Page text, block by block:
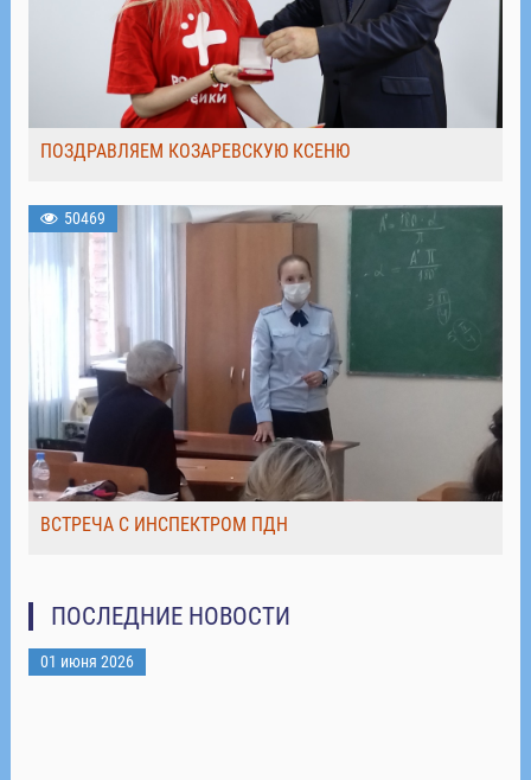
ПОЗДРАВЛЯЕМ КОЗАРЕВСКУЮ КСЕНЮ
50469
ВСТРЕЧА С ИНСПЕКТРОМ ПДН
ПОСЛЕДНИЕ НОВОСТИ
01 июня 2026